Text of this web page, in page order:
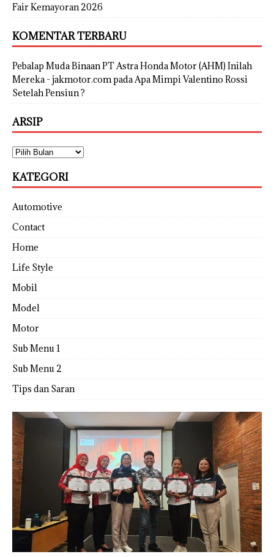
Fair Kemayoran 2026
KOMENTAR TERBARU
Pebalap Muda Binaan PT Astra Honda Motor (AHM) Inilah
Mereka - jakmotor.compadaApa Mimpi Valentino Rossi
Setelah Pensiun ?
ARSIP
KATEGORI
Automotive
Contact
Home
Life Style
Mobil
Model
Motor
Sub Menu 1
Sub Menu 2
Tips dan Saran